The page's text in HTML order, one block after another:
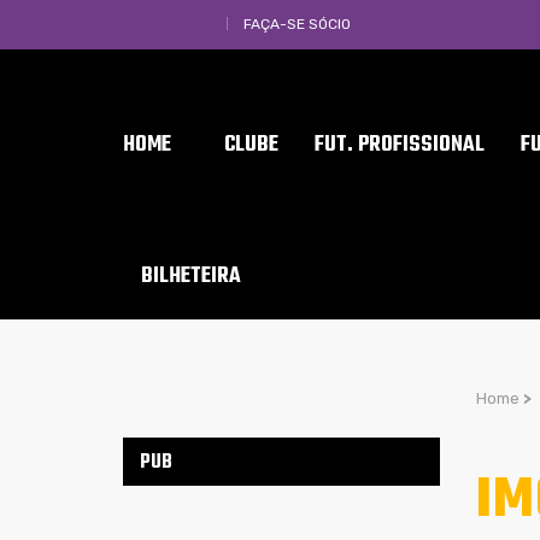
FAÇA-SE SÓCIO
HOME CLUBE FUT. PROFISSIONAL
BILHETEIRA
Home >
PUB